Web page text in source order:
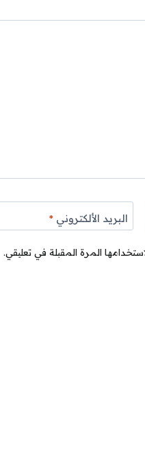
البريد الألكتروني *
المرة المقبلة في تعليقي.